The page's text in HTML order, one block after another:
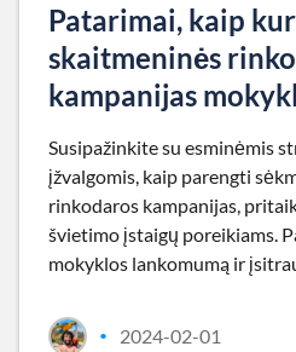
Patarimai, kaip
skaitmeninės
kampanijas
Susipažinkite su esminėmis
įžvalgomis, kaip parengti
rinkodaros kampanijas,
švietimo įstaigų poreikiams.
mokyklos lankomumą ir
• 2024-02-01